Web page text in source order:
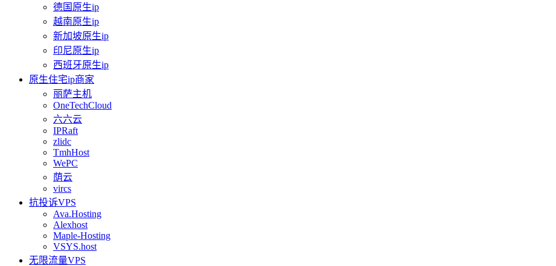
德国原生ip
越南原生ip
新加坡原生ip
印尼原生ip
西班牙原生ip
原生住宅ip商家
丽萨主机
OneTechCloud
六六云
IPRaft
zlidc
TmhHost
WePC
荫云
vircs
抗投诉VPS
Ava.Hosting
Alexhost
Maple-Hosting
VSYS.host
无限流量VPS